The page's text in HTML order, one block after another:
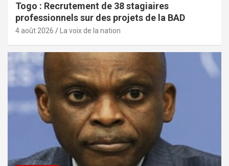
Togo : Recrutement de 38 stagiaires
professionnels sur des projets de la BAD
4 août 2026 La voix de la nation